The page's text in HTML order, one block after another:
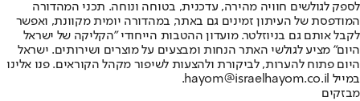
לספק לגולשים חוויה מהירה, עדכנית, בטוחה ונוחה. תכני המהדורה
המודפסת של העיתון זמינים גם באתר, במהדורה יומית מקוונת, ואפשר
לקבל אותם גם בניוזלטר. מועדון ההטבות הייחודי "הקליקה של ישראל
היום" מציע לגולשי האתר הנחות ומבצעים על מוצרים ושירותים. ישראל
היום פתוח להערות, לביקורת ולהצעות לשיפור מקהל הקוראים. פנו אלינו
במייל hayom@israelhayom.co.il.
מבזקים